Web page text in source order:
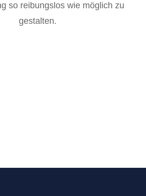
so reibungslos wie möglich zu
gestalten.